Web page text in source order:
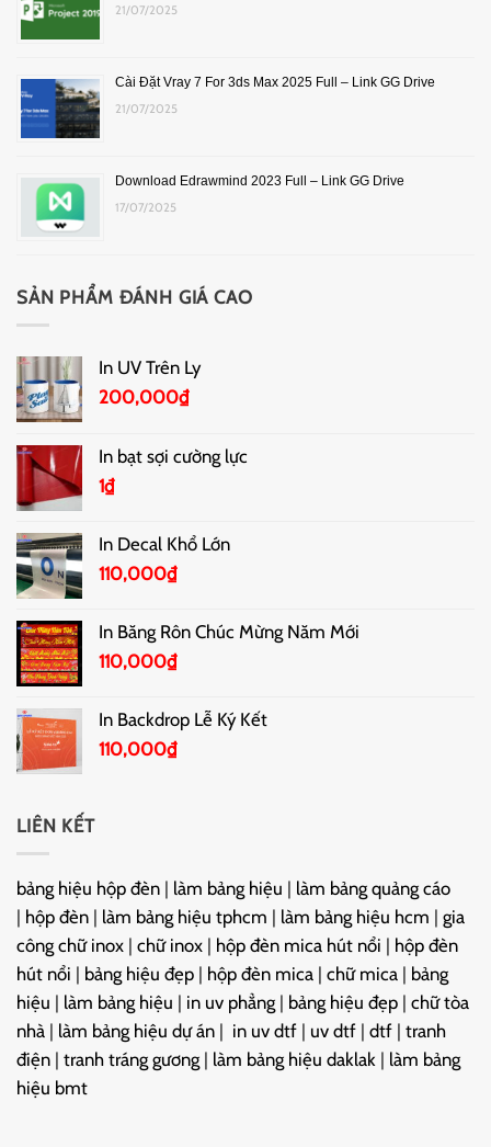
21/07/2025
Cài Đặt Vray 7 For 3ds Max 2025 Full – Link GG Drive
21/07/2025
Download Edrawmind 2023 Full – Link GG Drive
17/07/2025
SẢN PHẨM ĐÁNH GIÁ CAO
In UV Trên Ly
200,000₫
In bạt sợi cường lực
1₫
In Decal Khổ Lớn
110,000₫
In Băng Rôn Chúc Mừng Năm Mới
110,000₫
In Backdrop Lễ Ký Kết
110,000₫
LIÊN KẾT
bảng hiệu hộp đèn | làm bảng hiệu | làm bảng quảng cáo
| hộp đèn | làm bảng hiệu tphcm | làm bảng hiệu hcm | gia
công chữ inox | chữ inox | hộp đèn mica hút nổi | hộp đèn
hút nổi | bảng hiệu đẹp | hộp đèn mica | chữ mica | bảng
hiệu | làm bảng hiệu | in uv phẳng | bảng hiệu đẹp | chữ tòa
nhà | làm bảng hiệu dự án | in uv dtf | uv dtf | dtf | tranh
điện | tranh tráng gương | làm bảng hiệu daklak | làm bảng
hiệu bmt